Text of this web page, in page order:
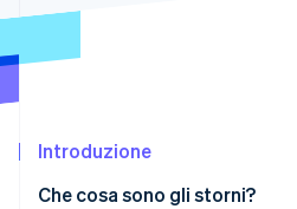
Scopri cosa ti aspetta
Rimozione del carbonio
Introduzione
Che cosa sono gli storni?